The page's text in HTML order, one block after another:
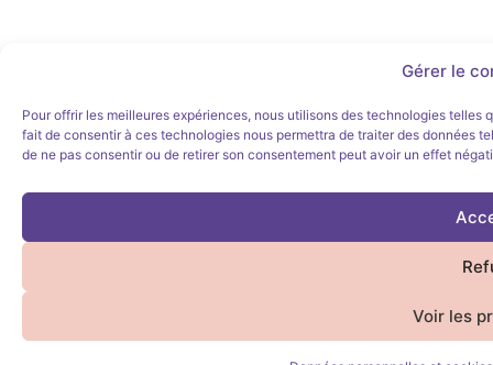
Gérer le
Pour offrir les meilleures expériences, nous utilisons des technologies
fait de consentir à ces technologies nous permettra de traiter des données
de ne pas consentir ou de retirer son consentement peut avoir un effet
Voir les